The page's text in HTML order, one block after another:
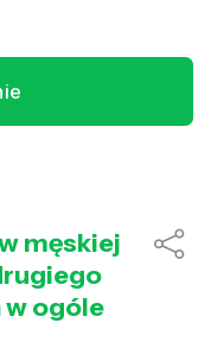
męskiej
w ogóle